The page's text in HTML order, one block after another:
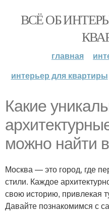
ВСЁ ОБ
главная
интерьер для квартиры
Какие
можно найти
Москва — это город, где
стили. Каждое
свою историю, привлекая
Давайте познакомимся с